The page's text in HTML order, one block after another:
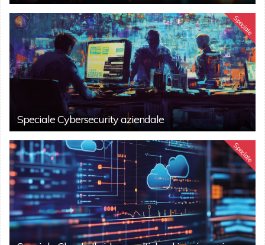
Speciale
Speciale Cybersecurity aziendale
Speciale